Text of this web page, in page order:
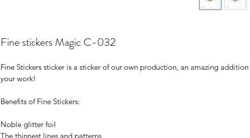
Fine stiсkers Magic C-032
Fine Stickers sticker is a sticker of our own production, an amazing
your work!
Benefits of Fine Stickers:
Noble glitter foil
The thinnest lines and patterns